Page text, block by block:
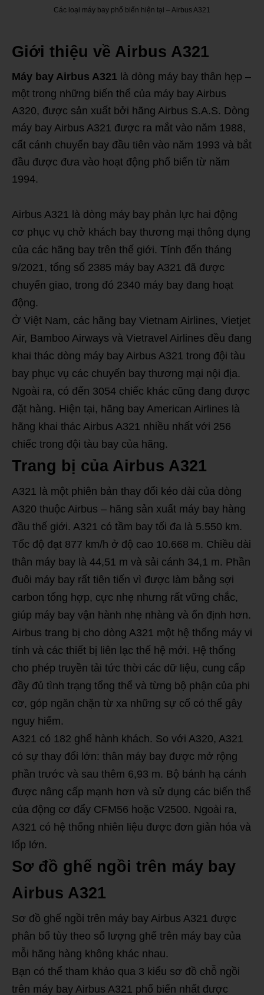
Các loại máy bay phổ biến hiện tại – Airbus A321
Giới thiệu về Airbus A321
Máy bay Airbus A321 là dòng máy bay thân hẹp –
một trong những biến thể của máy bay Airbus
A320, được sản xuất bởi hãng Airbus S.A.S. Dòng
máy bay Airbus A321 được ra mắt vào năm 1988,
cất cánh chuyến bay đầu tiên vào năm 1993 và bắt
đầu được đưa vào hoạt động phổ biến từ năm
1994.
Airbus A321 là dòng máy bay phản lực hai động
cơ phục vụ chở khách bay thương mại thông dụng
của các hãng bay trên thế giới. Tính đến tháng
9/2021, tổng số 2385 máy bay A321 đã được
chuyển giao, trong đó 2340 máy bay đang hoạt
động.
Ở Việt Nam, các hãng bay Vietnam Airlines, Vietjet
Air, Bamboo Airways và Vietravel Airlines đều đang
khai thác dòng máy bay Airbus A321 trong đội tàu
bay phục vụ các chuyến bay thương mại nội địa.
Ngoài ra, có đến 3054 chiếc khác cũng đang được
đặt hàng. Hiện tại, hãng bay American Airlines là
hãng khai thác Airbus A321 nhiều nhất với 256
chiếc trong đội tàu bay của hãng.
Trang bị của Airbus A321
A321 là một phiên bản thay đổi kéo dài của dòng
A320 thuộc Airbus – hãng sản xuất máy bay hàng
đầu thế giới. A321 có tầm bay tối đa là 5.550 km.
Tốc độ đạt 877 km/h ở độ cao 10.668 m. Chiều dài
thân máy bay là 44,51 m và sải cánh 34,1 m. Phần
đuôi máy bay rất tiên tiến vì được làm bằng sợi
carbon tổng hợp, cực nhẹ nhưng rất vững chắc,
giúp máy bay vận hành nhẹ nhàng và ổn định hơn.
Airbus trang bị cho dòng A321 một hệ thống máy vi
tính và các thiết bị liên lạc thế hệ mới. Hệ thống
cho phép truyền tải tức thời các dữ liệu, cung cấp
đầy đủ tình trạng tổng thể và từng bộ phận của phi
cơ, góp ngăn chặn từ xa những sự cố có thể gây
nguy hiểm.
A321 có 182 ghế hành khách. So với A320, A321
có sự thay đổi lớn: thân máy bay được mở rộng
phần trước và sau thêm 6,93 m. Bộ bánh hạ cánh
được nâng cấp mạnh hơn và sử dụng các biến thể
của động cơ đẩy CFM56 hoặc V2500. Ngoài ra,
A321 có hệ thống nhiên liệu được đơn giản hóa và
lốp lớn.
Sơ đồ ghế ngồi trên máy bay
Airbus A321
Sơ đồ ghế ngồi trên máy bay Airbus A321 được
phân bố tùy theo số lượng ghế trên máy bay của
mỗi hãng hàng không khác nhau.
Bạn có thể tham khảo qua 3 kiểu sơ đồ chỗ ngồi
trên máy bay Airbus A321 phổ biến nhất được